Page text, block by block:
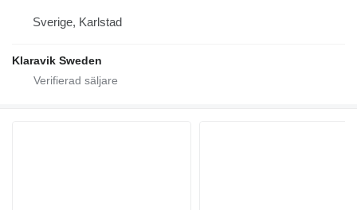
Sverige, Karlstad
Klaravik Sweden